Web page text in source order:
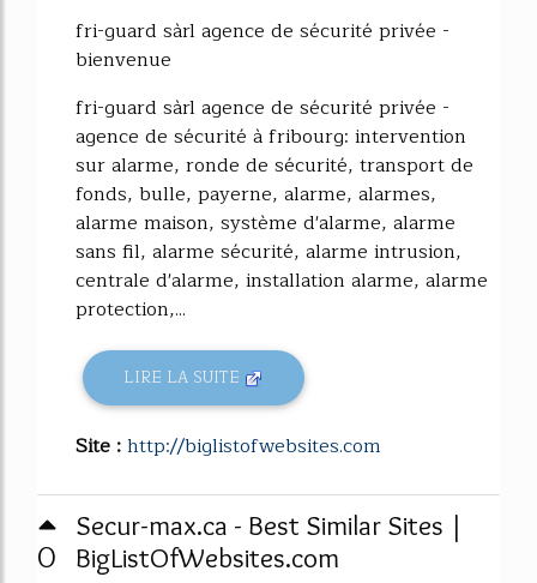
fri-guard sàrl agence de sécurité privée -
bienvenue
fri-guard sàrl agence de sécurité privée -
agence de sécurité à fribourg: intervention
sur alarme, ronde de sécurité, transport de
fonds, bulle, payerne, alarme, alarmes,
alarme maison, système d'alarme, alarme
sans fil, alarme sécurité, alarme intrusion,
centrale d'alarme, installation alarme, alarme
protection,...
LIRE LA SUITE
Site :http://biglistofwebsites.com
0
Secur-max.ca - Best Similar Sites |
BigListOfWebsites.com